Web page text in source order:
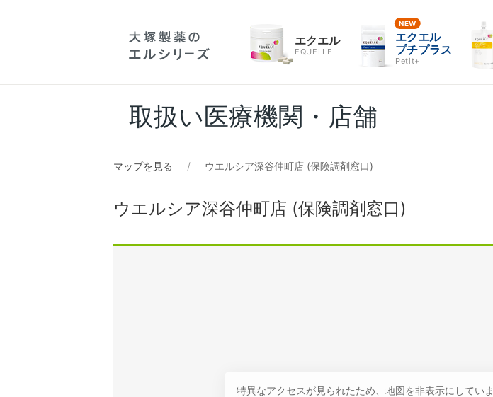
エクエル
EQUELLE
エクエル
プチプラス
Petit+
取扱い医療機関・店舗
マップを見る ウエルシア深谷仲町店 (保険調剤窓口)
ウエルシア深谷仲町店 (保険調剤窓口)
特異なアクセスが見られたため、地図を非表示にしていま